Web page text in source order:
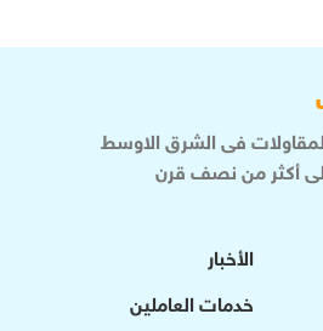
فى الشرق الاوسط
إلى أكثر من نصف قرن
الأخبار
خدمات العاملين